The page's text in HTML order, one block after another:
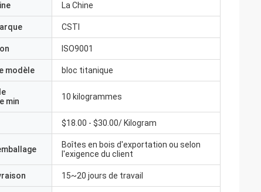
La Chine
CSTI
ISO9001
modèle bloc titanique
min
10 kilogrammes
$18.00 - $30.00/ Kilogram
Boîtes en bois d'exportation ou selon
l'exigence du client
15~20 jours de travail